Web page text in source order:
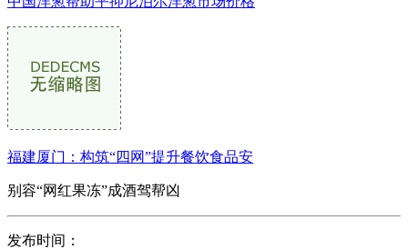
福建厦门：构筑“四网”提升餐饮食品安
别容“网红果冻”成酒驾帮凶
发布时间：